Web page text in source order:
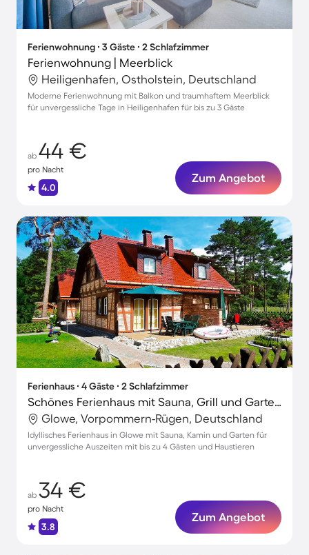
Ferienwohnung ∙ 3 Gäste ∙ 2 Schlafzimmer
Ferienwohnung | Meerblick
Heiligenhafen, Ostholstein, Deutschland
Moderne Ferienwohnung mit Balkon und traumhaftem Meerblick
für unvergessliche Tage in Heiligenhafen für bis zu 3 Gäste
ab 44 €
pro Nacht
4.0
Zum Angebot
Ferienhaus ∙ 4 Gäste ∙ 2 Schlafzimmer
Schönes Ferienhaus mit Sauna, Grill und Garten | Strand in der Nähe | Haustiere sind willkommen
Glowe, Vorpommern-Rügen, Deutschland
Idyllisches Ferienhaus in Glowe mit Sauna, Kamin und Garten für
unvergessliche Auszeiten mit bis zu 4 Gästen und Haustieren
ab 34 €
pro Nacht
3.8
Zum Angebot